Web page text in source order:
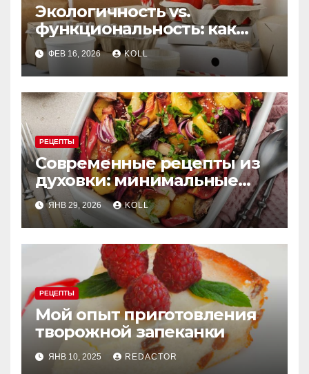
Экологичность vs.
функциональность: как
выбрать бумажную посуду
для заведения
ФЕВ 16, 2026 KOLL
РЕЦЕПТЫ
Современные рецепты из
духовки: минимальные
усилия, максимум вкуса
ЯНВ 29, 2026 KOLL
РЕЦЕПТЫ
Мой опыт приготовления
творожной запеканки
ЯНВ 10, 2025 REDACTOR